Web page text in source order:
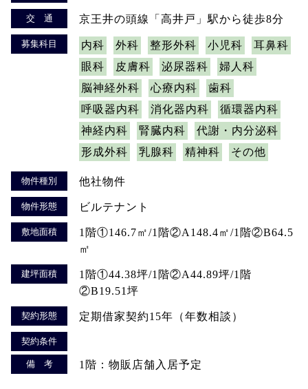
交 通 京王井の頭線「高井戸」駅から徒歩8分
募集科目 内科 外科 整形外科 小児科
耳鼻科
眼科
皮膚科 泌尿器科
婦人科
脳神経外科
心療内科
歯科
呼吸器内科
消化器内科
循環器内科
神経内科
腎臓内科
代謝・内分泌科
形成外科
乳腺科 精神科 その他
物件種別 他社物件
物件形態 ビルテナント
敷地面積
1階①146.7㎡/1階②A148.4㎡/1階②B64.5
㎡
建坪面積
1階①44.38坪/1階②A44.89坪/1階
②B19.51坪
契約形態 定期借家契約15年（年数相談）
契約条件
備 考 1階：物販店舗入居予定